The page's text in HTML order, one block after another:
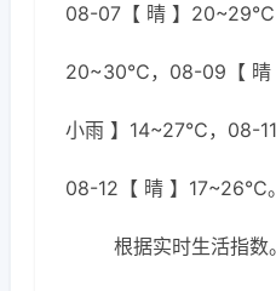
08-07【 晴 】20~29℃
20~30℃，08-09【
小雨 】14~27℃，08-
08-12【 晴 】17~26℃。
根据实时生活指